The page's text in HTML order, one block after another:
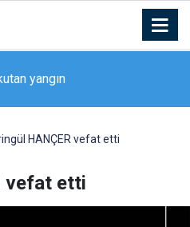
yangın
cezası bulunan hükümlü
HANÇER vefat etti
vefat etti